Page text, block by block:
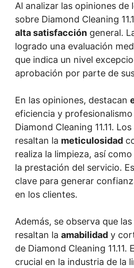
Al analizar las opiniones de
sobre Diamond Cleaning
alta satisfacción general.
logrado una evaluación
que indica un nivel
aprobación por parte de
En las opiniones, destacan
eficiencia y
Diamond Cleaning 11.11.
resaltan la meticulosidad
realiza la limpieza, así como
la prestación del servicio.
clave para generar
en los clientes.
Además, se observa que
resaltan la amabilidad y
de Diamond Cleaning 11.11.
crucial en la industria de la